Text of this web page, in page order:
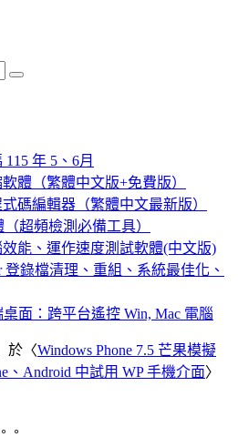
Search
年 5、6月
體（繁體中文版+免費版）
碼編輯器（繁體中文最新版）
超頻檢測必備工具）
效能、運作速度測試軟體(中文版)
登錄檔清理、重組、系統最佳化、
面：跨平台遙控 Win, Mac 電腦
於〈Windows Phone 7.5 芒果模擬
、Android 中試用 WP 手機介面〉
。